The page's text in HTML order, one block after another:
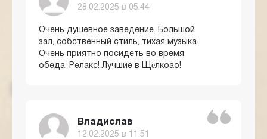
28.02.2025 в 05:44
Очень душевное заведение. Большой
зал, собственный стиль, тихая музыка.
Очень приятно посидеть во время
обеда. Релакс! Лучшие в Щëлкоао!
Владислав
12.02.2025 в 11:51